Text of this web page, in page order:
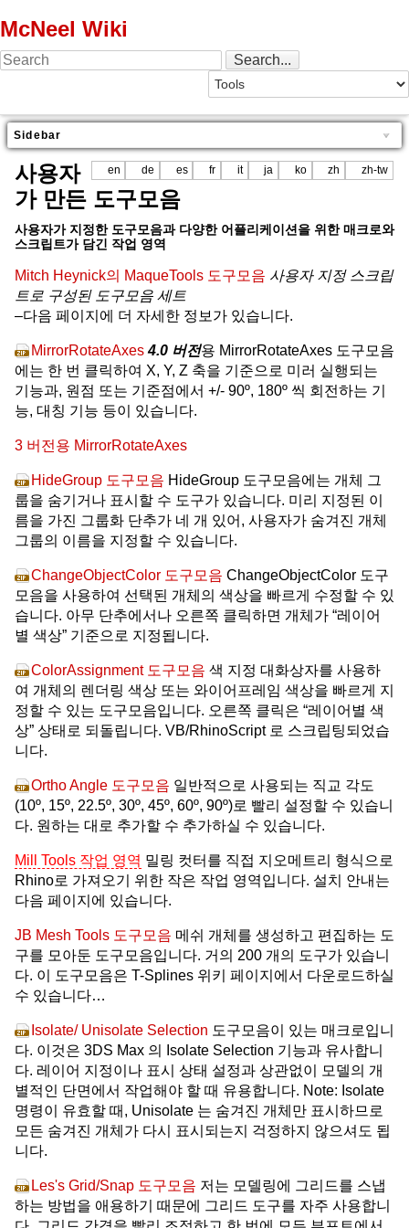
McNeel Wiki
Sidebar
en de es fr it ja ko zh zh-tw
사용자
가 만든 도구모음
사용자가 지정한 도구모음과 다양한 어플리케이션을 위한 매크로와
스크립트가 담긴 작업 영역
Mitch Heynick의 MaqueTools 도구모음 사용자 지정 스크립
트로 구성된 도구모음 세트
–다음 페이지에 더 자세한 정보가 있습니다.
MirrorRotateAxes 4.0 버전용 MirrorRotateAxes 도구모음
에는 한 번 클릭하여 X, Y, Z 축을 기준으로 미러 실행되는
기능과, 원점 또는 기준점에서 +/- 90º, 180º 씩 회전하는 기
능, 대칭 기능 등이 있습니다.
3 버전용 MirrorRotateAxes
HideGroup 도구모음 HideGroup 도구모음에는 개체 그
룹을 숨기거나 표시할 수 도구가 있습니다. 미리 지정된 이
름을 가진 그룹화 단추가 네 개 있어, 사용자가 숨겨진 개체
그룹의 이름을 지정할 수 있습니다.
ChangeObjectColor 도구모음 ChangeObjectColor 도구
모음을 사용하여 선택된 개체의 색상을 빠르게 수정할 수 있
습니다. 아무 단추에서나 오른쪽 클릭하면 개체가 “레이어
별 색상” 기준으로 지정됩니다.
ColorAssignment 도구모음 색 지정 대화상자를 사용하
여 개체의 렌더링 색상 또는 와이어프레임 색상을 빠르게 지
정할 수 있는 도구모음입니다. 오른쪽 클릭은 “레이어별 색
상” 상태로 되돌립니다. VB/RhinoScript 로 스크립팅되었습
니다.
Ortho Angle 도구모음 일반적으로 사용되는 직교 각도
(10º, 15º, 22.5º, 30º, 45º, 60º, 90º)로 빨리 설정할 수 있습니
다. 원하는 대로 추가할 수 추가하실 수 있습니다.
Mill Tools 작업 영역 밀링 컷터를 직접 지오메트리 형식으로
Rhino로 가져오기 위한 작은 작업 영역입니다. 설치 안내는
다음 페이지에 있습니다.
JB Mesh Tools 도구모음 메쉬 개체를 생성하고 편집하는 도
구를 모아둔 도구모음입니다. 거의 200 개의 도구가 있습니
다. 이 도구모음은 T-Splines 위키 페이지에서 다운로드하실
수 있습니다…
Isolate/ Unisolate Selection 도구모음이 있는 매크로입니
다. 이것은 3DS Max 의 Isolate Selection 기능과 유사합니
다. 레이어 지정이나 표시 상태 설정과 상관없이 모델의 개
별적인 단면에서 작업해야 할 때 유용합니다. Note: Isolate
명령이 유효할 때, Unisolate 는 숨겨진 개체만 표시하므로
모든 숨겨진 개체가 다시 표시되는지 걱정하지 않으셔도 됩
니다.
Les's Grid/Snap 도구모음 저는 모델링에 그리드를 스냅
하는 방법을 애용하기 때문에 그리드 도구를 자주 사용합니